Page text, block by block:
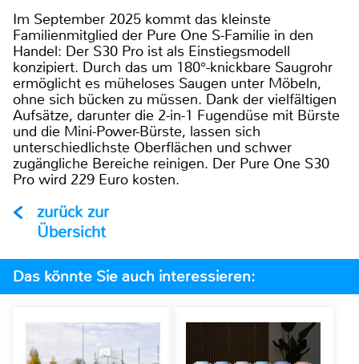
Im September 2025 kommt das kleinste
Familienmitglied der Pure One S-Familie in den
Handel: Der S30 Pro ist als Einstiegsmodell
konzipiert. Durch das um 180°-knickbare Saugrohr
ermöglicht es müheloses Saugen unter Möbeln,
ohne sich bücken zu müssen. Dank der vielfältigen
Aufsätze, darunter die 2-in-1 Fugendüse mit Bürste
und die Mini-Power-Bürste, lassen sich
unterschiedlichste Oberflächen und schwer
zugängliche Bereiche reinigen. Der Pure One S30
Pro wird 229 Euro kosten.
zurück zur
Übersicht
Das könnte Sie auch interessieren: